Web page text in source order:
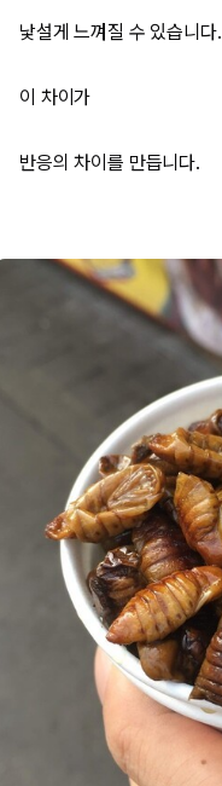
낯설게 느껴질 수 있습니다.
이 차이가
반응의 차이를 만듭니다.